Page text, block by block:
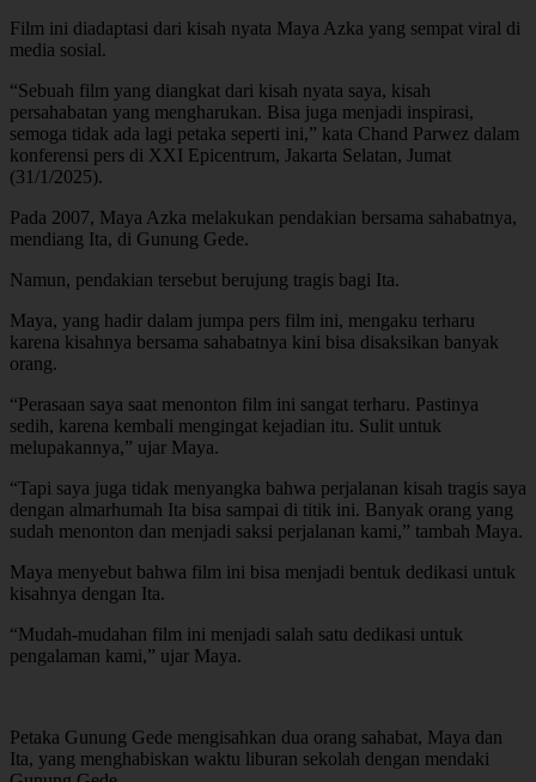
Film ini diadaptasi dari kisah nyata Maya Azka yang sempat viral di
media sosial.
“Sebuah film yang diangkat dari kisah nyata saya, kisah
persahabatan yang mengharukan. Bisa juga menjadi inspirasi,
semoga tidak ada lagi petaka seperti ini,” kata Chand Parwez dalam
konferensi pers di XXI Epicentrum, Jakarta Selatan, Jumat
(31/1/2025).
Pada 2007, Maya Azka melakukan pendakian bersama sahabatnya,
mendiang Ita, di Gunung Gede.
Namun, pendakian tersebut berujung tragis bagi Ita.
Maya, yang hadir dalam jumpa pers film ini, mengaku terharu
karena kisahnya bersama sahabatnya kini bisa disaksikan banyak
orang.
“Perasaan saya saat menonton film ini sangat terharu. Pastinya
sedih, karena kembali mengingat kejadian itu. Sulit untuk
melupakannya,” ujar Maya.
“Tapi saya juga tidak menyangka bahwa perjalanan kisah tragis saya
dengan almarhumah Ita bisa sampai di titik ini. Banyak orang yang
sudah menonton dan menjadi saksi perjalanan kami,” tambah Maya.
Maya menyebut bahwa film ini bisa menjadi bentuk dedikasi untuk
kisahnya dengan Ita.
“Mudah-mudahan film ini menjadi salah satu dedikasi untuk
pengalaman kami,” ujar Maya.
Petaka Gunung Gede mengisahkan dua orang sahabat, Maya dan
Ita, yang menghabiskan waktu liburan sekolah dengan mendaki